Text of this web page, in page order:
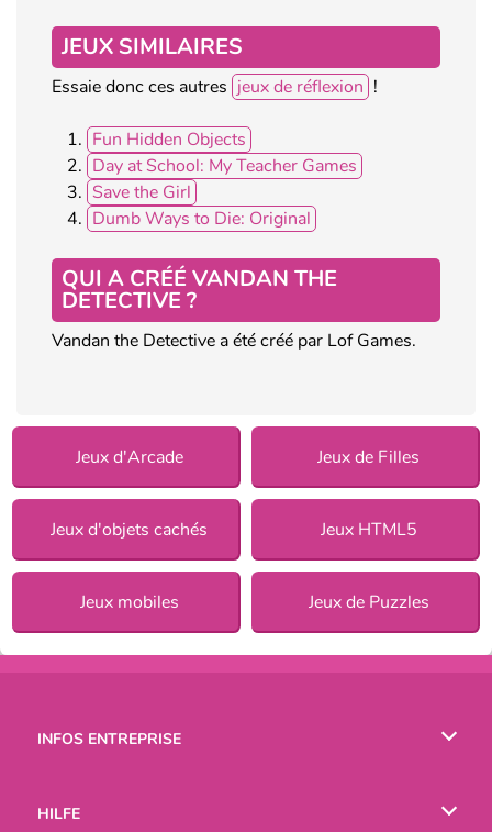
JEUX SIMILAIRES
Essaie donc ces autres jeux de réflexion !
Fun Hidden Objects
Day at School: My Teacher Games
Save the Girl
Dumb Ways to Die: Original
QUI A CRÉÉ VANDAN THE
DETECTIVE ?
Vandan the Detective a été créé par Lof Games.
Jeux d'Arcade Jeux de Filles
Jeux d'objets cachés Jeux HTML5
Jeux mobiles Jeux de Puzzles
INFOS ENTREPRISE
HILFE